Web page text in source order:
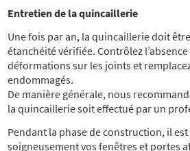
Entretien de la quincaillerie
Une fois par an, la quincaillerie doit
étanchéité vérifiée. Contrôlez
déformations sur les joints et
endommagés.
De manière générale, nous
la quincaillerie soit effectué par un
Pendant la phase de construction, il
soigneusement vos fenêtres et portes